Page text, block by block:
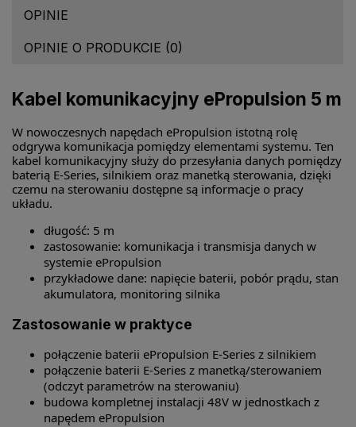
OPINIE
OPINIE O PRODUKCIE (0)
Kabel komunikacyjny ePropulsion 5 m
W nowoczesnych napędach ePropulsion istotną rolę
odgrywa komunikacja pomiędzy elementami systemu. Ten
kabel komunikacyjny służy do przesyłania danych pomiędzy
baterią E-Series, silnikiem oraz manetką sterowania, dzięki
czemu na sterowaniu dostępne są informacje o pracy
układu.
długość: 5 m
zastosowanie: komunikacja i transmisja danych w
systemie ePropulsion
przykładowe dane: napięcie baterii, pobór prądu, stan
akumulatora, monitoring silnika
Zastosowanie w praktyce
połączenie baterii ePropulsion E-Series z silnikiem
połączenie baterii E-Series z manetką/sterowaniem
(odczyt parametrów na sterowaniu)
budowa kompletnej instalacji 48V w jednostkach z
napędem ePropulsion